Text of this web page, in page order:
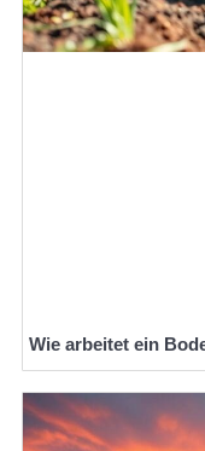
Wie arbeitet ein